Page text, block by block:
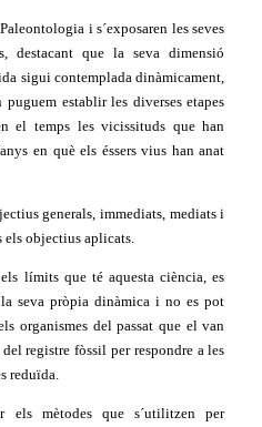
i s´exposaren les seves
destacant que la seva dimensió
sigui contemplada dinàmicament,
establir les diverses etapes
el temps les vicissituds que han
en què els éssers vius han anat
generals, immediats, mediats i
els objectius aplicats.
límits que té aquesta ciència, es
seva pròpia dinàmica i no es pot
organismes del passat que el van
registre fòssil per respondre a les
reduïda.
els mètodes que s´utilitzen per